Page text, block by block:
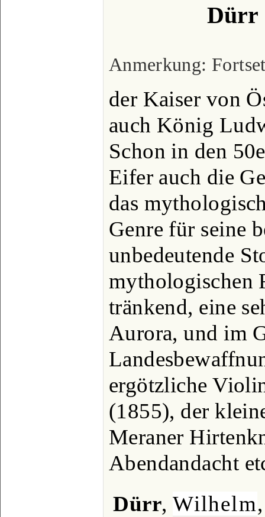
Dürr
Anmerkung:
der Kaiser von
auch König
Schon in den
Eifer auch die
das
Genre für seine
unbedeutende
mythologischen
tränkend, eine
Aurora, und im
ergötzliche
(1855), der
Meraner
Abendandacht
Dürr, Wilhelm